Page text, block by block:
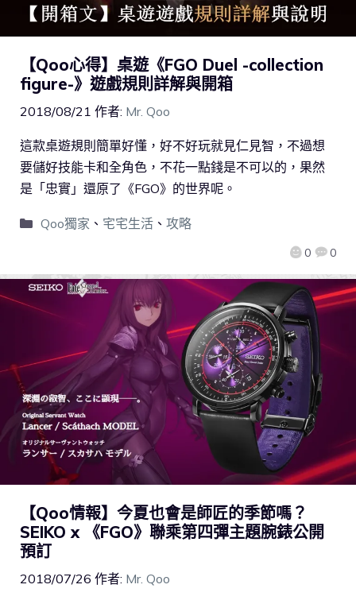
【Qoo心得】桌遊《FGO Duel -collection
figure-》遊戲規則詳解與開箱
2018/08/21 作者: Mr. Qoo
0 0
這款桌遊規則簡單好懂，好不好玩就見仁見智，不過想
要儲好技能卡和全角色，不花一點錢是不可以的，果然
是「忠實」還原了《FGO》的世界呢。
Qoo獨家 、 宅宅生活、 攻略
【Qoo情報】今夏也會是師匠的季節嗎？
SEIKO x 《FGO》聯乘第四彈主題腕錶公開
預訂
2018/07/26 作者: Mr. Qoo